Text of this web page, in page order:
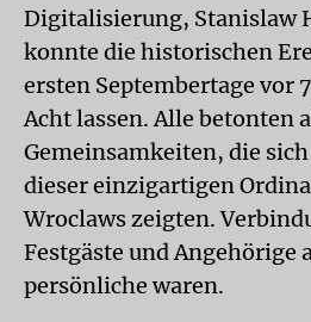
Digitalisierung, Stanislaw
konnte die historischen
ersten Septembertage vor
Acht lassen. Alle betonten
Gemeinsamkeiten, die
dieser einzigartigen
Wroclaws zeigten.
Festgäste und Angehörige
persönliche waren.